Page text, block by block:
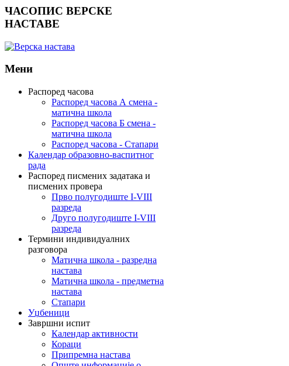
ЧАСОПИС ВЕРСКЕ
НАСТАВЕ
Мени
Распоред часова
Распоред часова А смена -
матична школа
Распоред часова Б смена -
матична школа
Распоред часова - Стапари
Календар образовно-васпитног
рада
Распоред писмених задатака и
писмених провера
Прво полугодиште I-VIII
разреда
Друго полугодиште I-VIII
разреда
Термини индивидуалних
разговора
Матична школа - разредна
настава
Матична школа - предметна
настава
Стапари
Уџбеници
Завршни испит
Календар активности
Кораци
Припремна настава